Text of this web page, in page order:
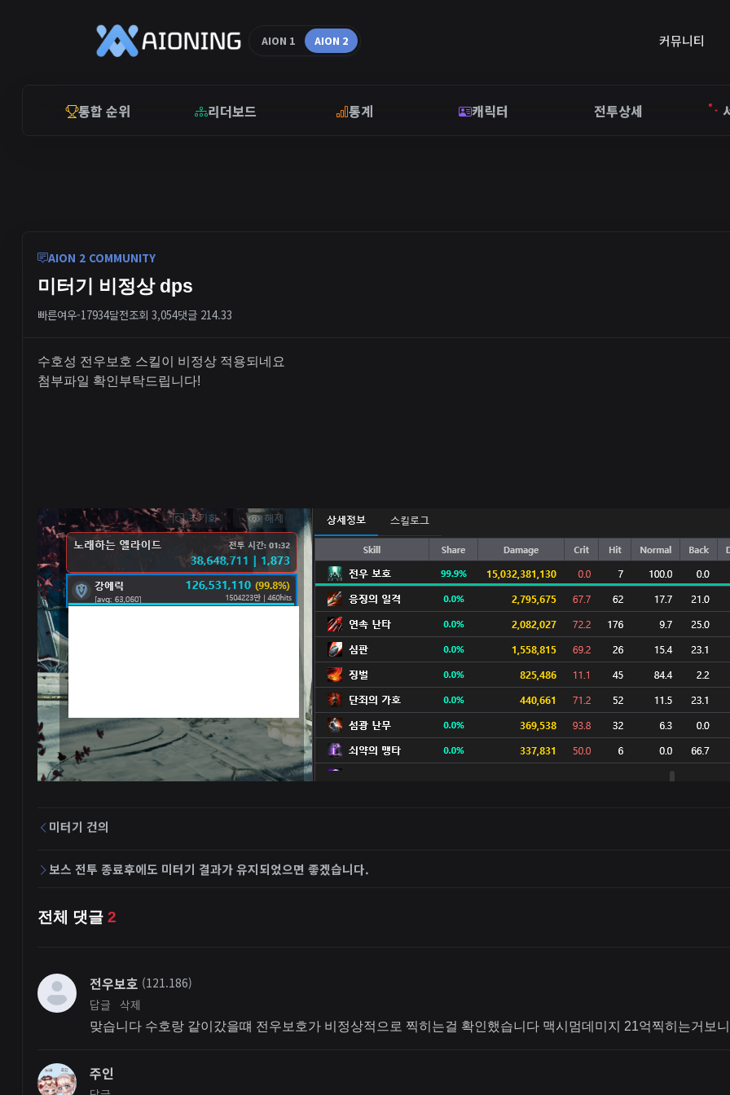
AION 1 AION 2 커뮤니티
통합 순위 리더보드 통계 캐릭터 전투상세
AION 2 COMMUNITY
미터기 비정상 dps
빠른여우-17934달전조회 3,054댓글 214.33
수호성 전우보호 스킬이 비정상 적용되네요
첨부파일 확인부탁드립니다!
미터기 건의
보스 전투 종료후에도 미터기 결과가 유지되었으면 좋겠습니다.
전체 댓글 2
전우보호 (121.186)
답글 삭제
맞습니다 수호랑 같이갔을떄 전우보호가 비정상적으로 찍히는걸 확인했습니다 맥시멈데미지 21억찍히는거보
주인